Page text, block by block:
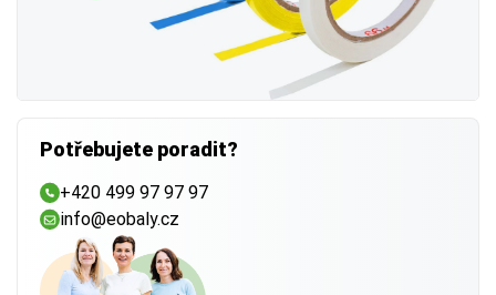
Potřebujete poradit?
+420 499 97 97 97
info@eobaly.cz